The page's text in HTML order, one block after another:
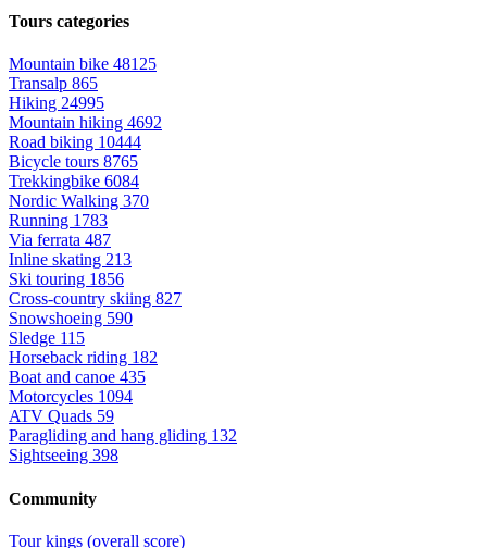
Tours categories
Mountain bike 48125
Transalp 865
Hiking 24995
Mountain hiking 4692
Road biking 10444
Bicycle tours 8765
Trekkingbike 6084
Nordic Walking 370
Running 1783
Via ferrata 487
Inline skating 213
Ski touring 1856
Cross-country skiing 827
Snowshoeing 590
Sledge 115
Horseback riding 182
Boat and canoe 435
Motorcycles 1094
ATV Quads 59
Paragliding and hang gliding 132
Sightseeing 398
Community
Tour kings (overall score)